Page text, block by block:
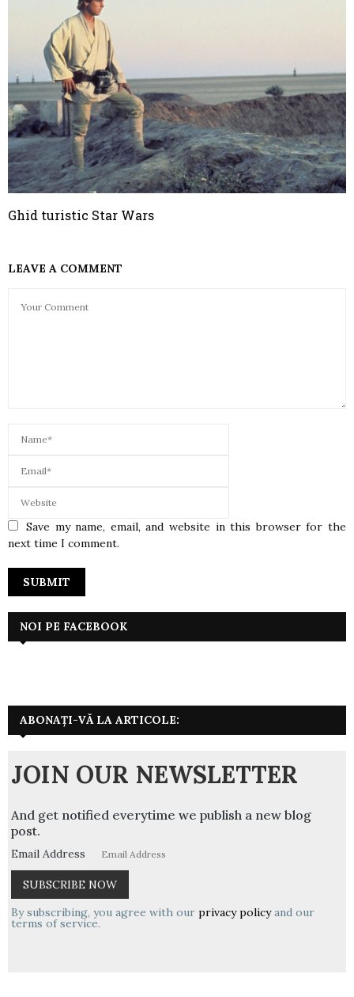
Ghid turistic Star Wars
LEAVE A COMMENT
Save my name, email, and website in this browser for the
next time I comment.
NOI PE FACEBOOK
ABONAȚI-VĂ LA ARTICOLE:
JOIN OUR NEWSLETTER
And get notified everytime we publish a new blog
post.
Email Address
By subscribing, you agree with our privacy policyand our
terms of service.